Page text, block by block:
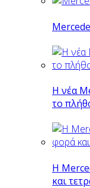
Η νέα
το
H
και